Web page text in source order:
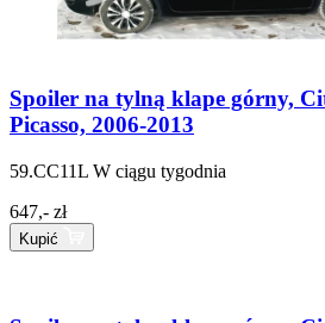
Spoiler na tylną klape górny,
Picasso, 2006-2013
59.CC11L W ciągu tygodnia
647,- zł
Kupić